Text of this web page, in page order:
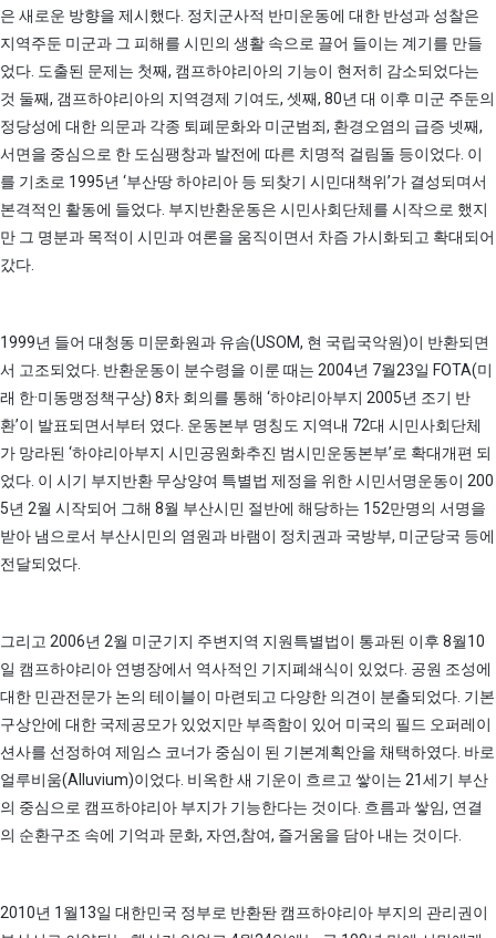
은 새로운 방향을 제시했다. 정치군사적 반미운동에 대한 반성과 성찰은
지역주둔 미군과 그 피해를 시민의 생활 속으로 끌어 들이는 계기를 만들
었다. 도출된 문제는 첫째, 캠프하야리아의 기능이 현저히 감소되었다는
것 둘째, 갬프하야리아의 지역경제 기여도, 셋째, 80년 대 이후 미군 주둔의
정당성에 대한 의문과 각종 퇴폐문화와 미군범죄, 환경오염의 급증 넷째,
서면을 중심으로 한 도심팽창과 발전에 따른 치명적 걸림돌 등이었다. 이
를 기초로 1995년 ‘부산땅 하야리아 등 되찾기 시민대책위’가 결성되며서
본격적인 활동에 들었다. 부지반환운동은 시민사회단체를 시작으로 했지
만 그 명분과 목적이 시민과 여론을 움직이면서 차즘 가시화되고 확대되어
갔다.
1999년 들어 대청동 미문화원과 유솜(USOM, 현 국립국악원)이 반환되면
서 고조되었다. 반환운동이 분수령을 이룬 때는 2004년 7월23일 FOTA(미
래 한·미동맹정책구상) 8차 회의를 통해 ‘하야리아부지 2005년 조기 반
환’이 발표되면서부터 였다. 운동본부 명칭도 지역내 72대 시민사회단체
가 망라된 ‘하야리아부지 시민공원화추진 범시민운동본부’로 확대개편 되
었다. 이 시기 부지반환 무상양여 특별법 제정을 위한 시민서명운동이 200
5년 2월 시작되어 그해 8월 부산시민 절반에 해당하는 152만명의 서명을
받아 냄으로서 부산시민의 염원과 바램이 정치권과 국방부, 미군당국 등에
전달되었다.
그리고 2006년 2월 미군기지 주변지역 지원특별법이 통과된 이후 8월10
일 캠프하야리아 연병장에서 역사적인 기지폐쇄식이 있었다. 공원 조성에
대한 민관전문가 논의 테이블이 마련되고 다양한 의견이 분출되었다. 기본
구상안에 대한 국제공모가 있었지만 부족함이 있어 미국의 필드 오퍼레이
션사를 선정하여 제임스 코너가 중심이 된 기본계획안을 채택하였다. 바로
얼루비움(Alluvium)이었다. 비옥한 새 기운이 흐르고 쌓이는 21세기 부산
의 중심으로 캠프하야리아 부지가 기능한다는 것이다. 흐름과 쌓임, 연결
의 순환구조 속에 기억과 문화, 자연,참여, 즐거움을 담아 내는 것이다.
2010년 1월13일 대한민국 정부로 반환돤 캠프하야리아 부지의 관리권이